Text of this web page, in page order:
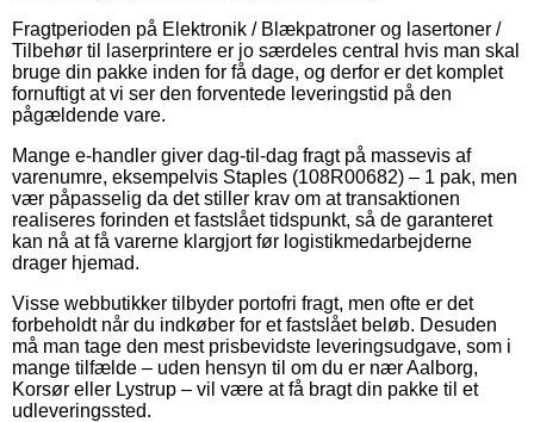
Fragtperioden på Elektronik / Blækpatroner og lasertoner /
Tilbehør til laserprintere er jo særdeles central hvis man skal
bruge din pakke inden for få dage, og derfor er det komplet
fornuftigt at vi ser den forventede leveringstid på den
pågældende vare.
Mange e-handler giver dag-til-dag fragt på massevis af
varenumre, eksempelvis Staples (108R00682) – 1 pak, men
vær påpasselig da det stiller krav om at transaktionen
realiseres forinden et fastslået tidspunkt, så de garanteret
kan nå at få varerne klargjort før logistikmedarbejderne
drager hjemad.
Visse webbutikker tilbyder portofri fragt, men ofte er det
forbeholdt når du indkøber for et fastslået beløb. Desuden
må man tage den mest prisbevidste leveringsudgave, som i
mange tilfælde – uden hensyn til om du er nær Aalborg,
Korsør eller Lystrup – vil være at få bragt din pakke til et
udleveringssted.